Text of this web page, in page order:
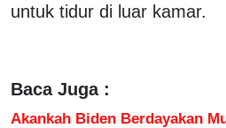
untuk tidur di luar kamar.
Baca Juga :
Akankah Biden Berdayakan